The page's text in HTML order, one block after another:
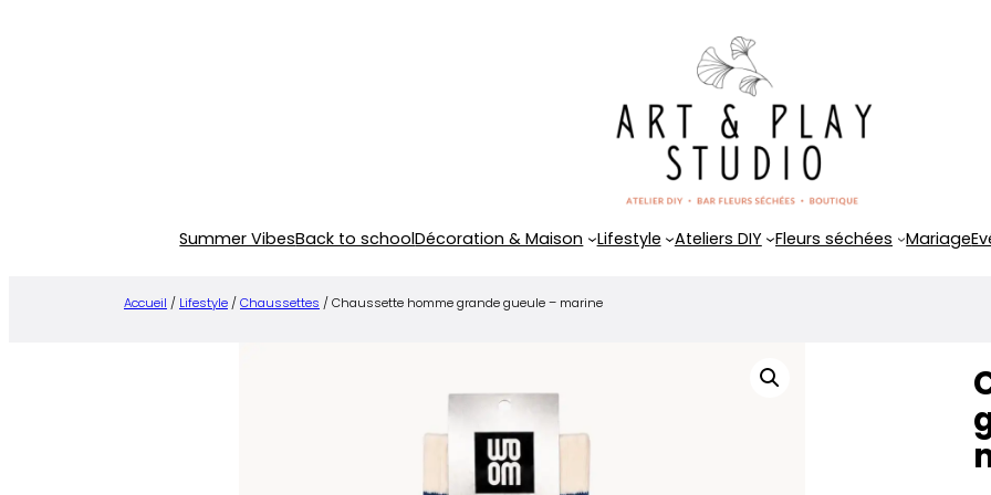
Summer VibesBack to schoolDécoration & Maison Lifestyle Ateliers DIY Fleurs séchées Mariage
Accueil / Lifestyle /Chaussettes / Chaussette homme grande gueule – marine